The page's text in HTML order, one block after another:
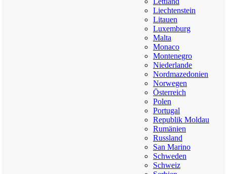
Liechtenstein
Litauen
Luxemburg
Malta
Monaco
Montenegro
Niederlande
Nordmazedonien
Norwegen
Österreich
Polen
Portugal
Republik Moldau
Rumänien
Russland
San Marino
Schweden
Schweiz